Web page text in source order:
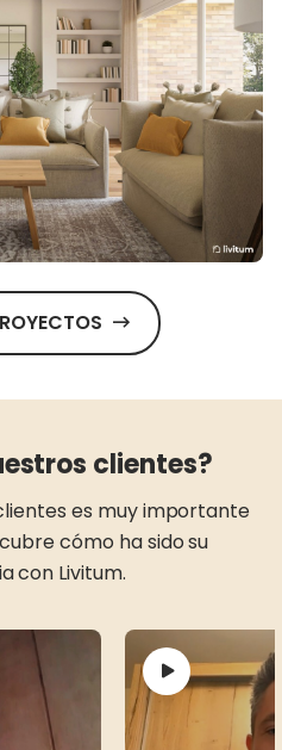
clientes?
es muy importante
cómo ha sido su
con Livitum.